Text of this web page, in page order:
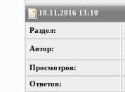
18.11.2016 13:10
Раздел:
Автор:
Просмотров:
Ответов: